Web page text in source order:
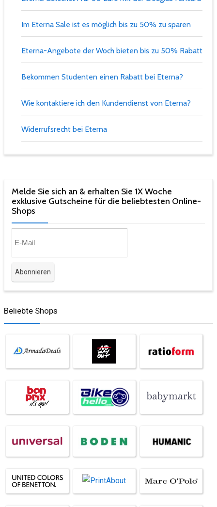
Im Eterna Sale ist es möglich bis zu 50% zu sparen
Eterna-Angebote der Woch bieten bis zu 50% Rabatt
Bekommen Studenten einen Rabatt bei Eterna?
Wie kontaktiere ich den Kundendienst von Eterna?
Widerrufsrecht bei Eterna
Melde Sie sich an & erhalten Sie 1X Woche
exklusive Gutscheine für die beliebtesten Online-
Shops​
Beliebte Shops